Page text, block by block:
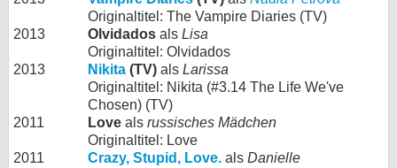
Originaltitel: The Vampire Diaries (TV)
2013
Olvidados als Lisa
Originaltitel: Olvidados
2013
Nikita (TV) als Larissa
Originaltitel: Nikita (#3.14 The Life We've
Chosen) (TV)
2011
Love als russisches Mädchen
Originaltitel: Love
2011
Crazy, Stupid, Love. als Danielle